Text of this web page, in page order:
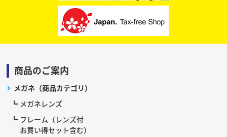
商品のご案内
メガネ（商品カテゴリ）
メガネレンズ
フレーム（レンズ付
お買い得セット含む）